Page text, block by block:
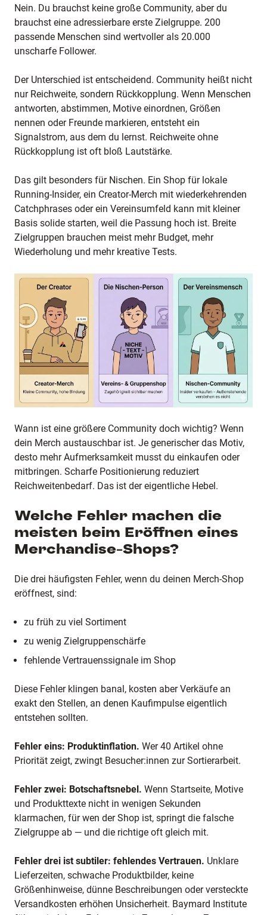
Nein. Du brauchst keine große Community, aber du
brauchst eine adressierbare erste Zielgruppe. 200
passende Menschen sind wertvoller als 20.000
unscharfe Follower.
Der Unterschied ist entscheidend. Community heißt nicht
nur Reichweite, sondern Rückkopplung. Wenn Menschen
antworten, abstimmen, Motive einordnen, Größen
nennen oder Freunde markieren, entsteht ein
Signalstrom, aus dem du lernst. Reichweite ohne
Rückkopplung ist oft bloß Lautstärke.
Das gilt besonders für Nischen. Ein Shop für lokale
Running-Insider, ein Creator-Merch mit wiederkehrenden
Catchphrases oder ein Vereinsumfeld kann mit kleiner
Basis solide starten, weil die Passung hoch ist. Breite
Zielgruppen brauchen meist mehr Budget, mehr
Wiederholung und mehr kreative Tests.
Wann ist eine größere Community doch wichtig? Wenn
dein Merch austauschbar ist. Je generischer das Motiv,
desto mehr Aufmerksamkeit musst du einkaufen oder
mitbringen. Scharfe Positionierung reduziert
Reichweitenbedarf. Das ist der eigentliche Hebel.
Welche Fehler machen die
meisten beim Eröffnen eines
Merchandise-Shops?
Die drei häufigsten Fehler, wenn du deinen Merch-Shop
eröffnest, sind:
zu früh zu viel Sortiment
zu wenig Zielgruppenschärfe
fehlende Vertrauenssignale im Shop
Diese Fehler klingen banal, kosten aber Verkäufe an
exakt den Stellen, an denen Kaufimpulse eigentlich
entstehen sollten.
Fehler eins: Produktinflation. Wer 40 Artikel ohne
Priorität zeigt, zwingt Besucher:innen zur Sortierarbeit.
Fehler zwei: Botschaftsnebel. Wenn Startseite, Motive
und Produkttexte nicht in wenigen Sekunden
klarmachen, für wen der Shop ist, springt die falsche
Zielgruppe ab — und die richtige oft gleich mit.
Fehler drei ist subtiler: fehlendes Vertrauen. Unklare
Lieferzeiten, schwache Produktbilder, keine
Größenhinweise, dünne Beschreibungen oder versteckte
Versandkosten erhöhen Unsicherheit. Baymard Institute